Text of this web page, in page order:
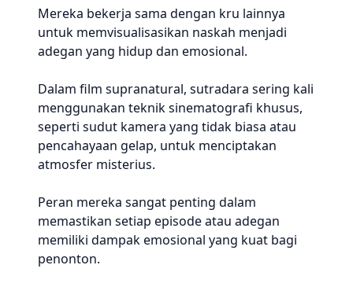
Mereka bekerja sama dengan kru lainnya
untuk memvisualisasikan naskah menjadi
adegan yang hidup dan emosional.
Dalam film supranatural, sutradara sering kali
menggunakan teknik sinematografi khusus,
seperti sudut kamera yang tidak biasa atau
pencahayaan gelap, untuk menciptakan
atmosfer misterius.
Peran mereka sangat penting dalam
memastikan setiap episode atau adegan
memiliki dampak emosional yang kuat bagi
penonton.